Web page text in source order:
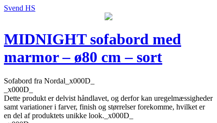
Svend HS
MIDNIGHT sofabord med
marmor – ø80 cm – sort
Sofabord fra Nordal_x000D_
_x000D_
Dette produkt er delvist håndlavet, og derfor kan uregelmæssigheder
samt variationer i farver, finish og størrelser forekomme, hvilket er
en del af produktets unikke look._x000D_